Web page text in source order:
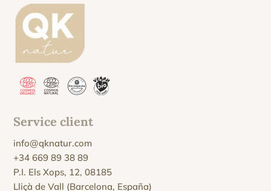
Service client
info@qknatur.com
+34 669 89 38 89
P.I. Els Xops, 12, 08185
Lliçà de Vall (Barcelona, España)